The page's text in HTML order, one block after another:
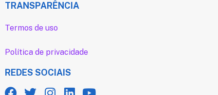
TRANSPARÊNCIA
Termos de uso
Política de privacidade
REDES SOCIAIS